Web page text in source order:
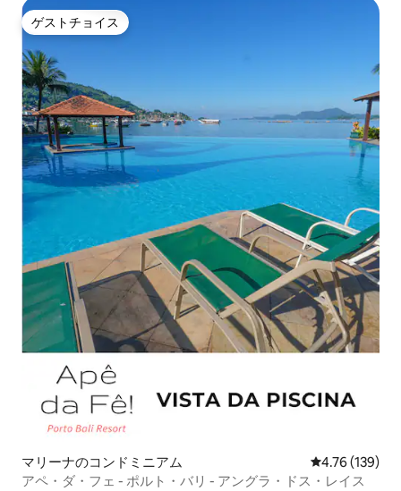
ゲストチョイス
ゲストチョイス
マリーナのコンドミニアム レビュー139
4.76 (139)
アペ・ダ・フェ - ポルト・バリ - アングラ・ドス・レイス